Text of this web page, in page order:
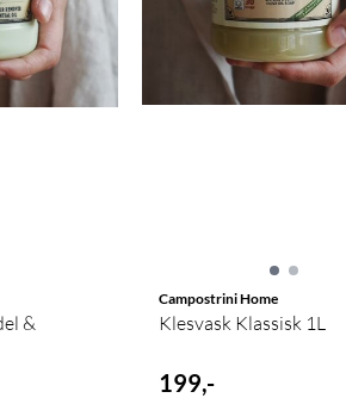
&
Campostrini Home
Klesvask Klassisk 1L
199,-